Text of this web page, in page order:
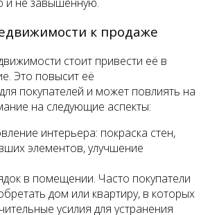
к продаже
стоит привести её в
Это повысит её
покупателей и может повлиять на
на следующие аспекты:
интерьера: покраска стен,
элементов, улучшение
в помещении. Часто покупатели
дом или квартиру, в которых
усилия для устранения